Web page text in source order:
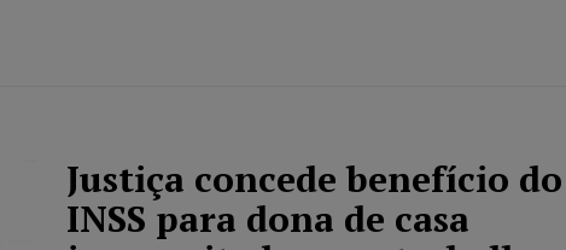
Justiça concede benefício do
INSS para dona de casa